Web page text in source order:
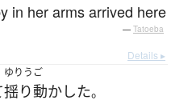
in her arms arrived here
— Tatoeba
Details ▸
ゆりうご
揺り動かした。